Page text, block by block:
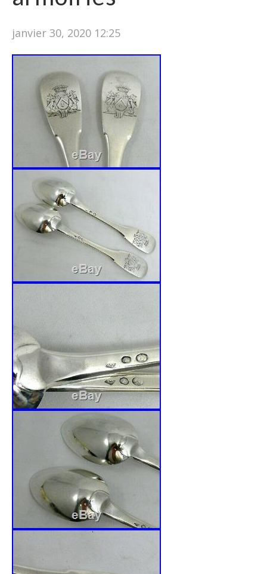
janvier 30, 2020 12:25